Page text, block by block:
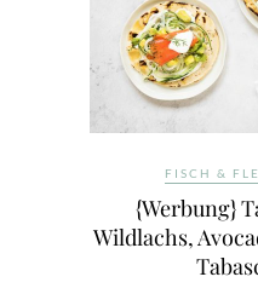
FISCH &
{Werbung}
Wildlachs,